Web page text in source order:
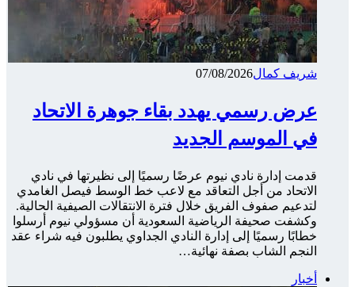
شريف كمال07/08/2026
عرض رسمي يهدد بقاء جوهرة الاتحاد
في الموسم الجديد
قدمت إدارة نادي نيوم عرضًا رسميًا إلى نظيرتها في نادي
الاتحاد من أجل التعاقد مع لاعب خط الوسط فيصل الغامدي
لتدعيم صفوف الفريق خلال فترة الانتقالات الصيفية الحالية.
وكشفت صحيفة الرياضية السعودية أن مسؤولي نيوم أرسلوا
خطابًا رسميًا إلى إدارة النادي الجداوي يطلبون فيه شراء عقد
النجم الشاب بصفة نهائية…
أخبار